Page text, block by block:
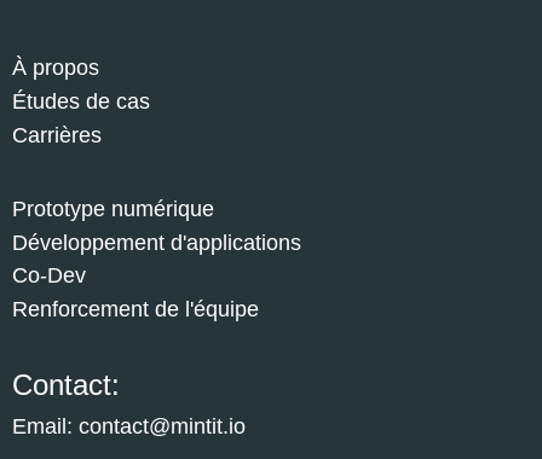
À propos
Études de cas
Carrières
Prototype numérique
Développement d'applications
Co-Dev
Renforcement de l'équipe
Contact:
Email: contact@mintit.io